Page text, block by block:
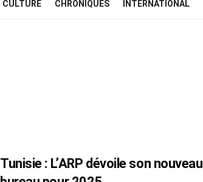
CULTURE CHRONIQUES INTERNATIONAL
Tunisie : L’ARP dévoile son nouveau